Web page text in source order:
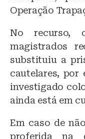
Operação
No recurso,
magistrados
substituiu a
cautelares, por
investigado
ainda está em
Em caso de
proferida na